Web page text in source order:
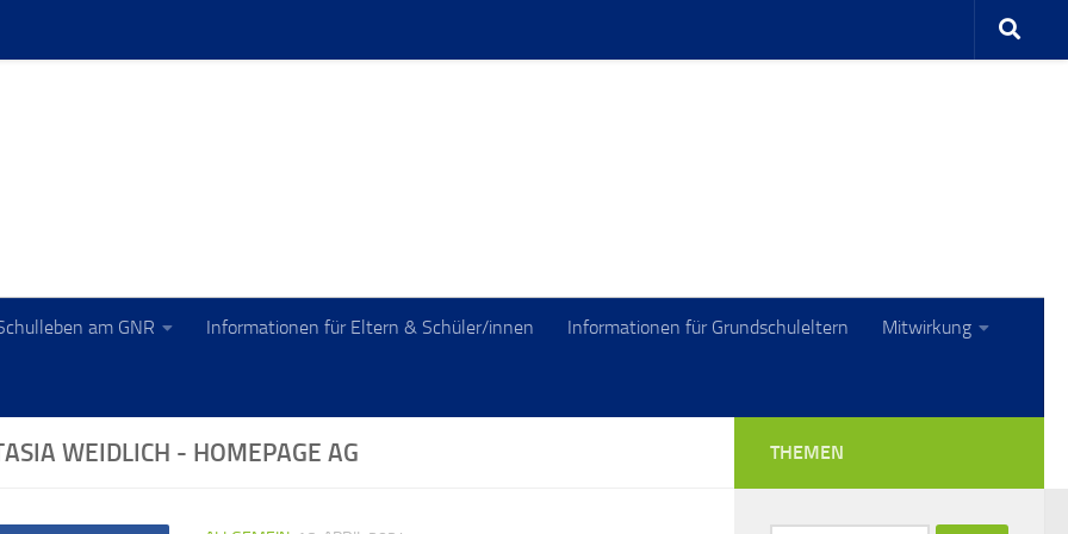
am GNR Informationen für Eltern & Schüler/innen Informationen für Grundschuleltern Mitwirkung
WEIDLICH - HOMEPAGE AG THEMEN